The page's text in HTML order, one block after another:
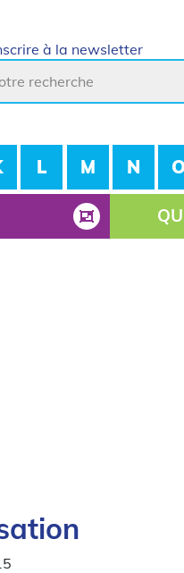
à la newsletter
L M N